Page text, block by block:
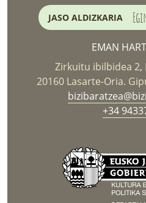
JASO ALDIZKARIA
EMAN
Zirkuitu ibilbidea 2,
20160 Lasarte-Oria.
+34